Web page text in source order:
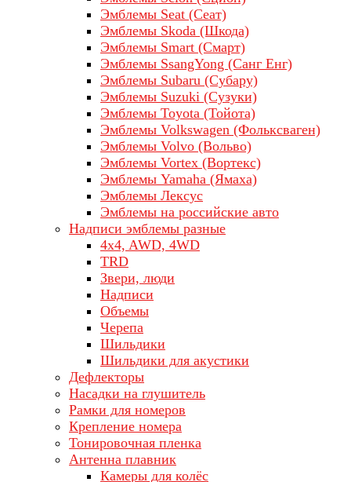
Эмблемы Seat (Сеат)
Эмблемы Skoda (Шкода)
Эмблемы Smart (Смарт)
Эмблемы SsangYong (Санг Енг)
Эмблемы Subaru (Субару)
Эмблемы Suzuki (Сузуки)
Эмблемы Toyota (Тойота)
Эмблемы Volkswagen (Фольксваген)
Эмблемы Volvo (Вольво)
Эмблемы Vortex (Вортекс)
Эмблемы Yamaha (Ямаха)
Эмблемы Лексус
Эмблемы на российские авто
Надписи эмблемы разные
4x4, AWD, 4WD
TRD
Звери, люди
Надписи
Объемы
Черепа
Шильдики
Шильдики для акустики
Дефлекторы
Насадки на глушитель
Рамки для номеров
Крепление номера
Тонировочная пленка
Антенна плавник
Камеры для колёс